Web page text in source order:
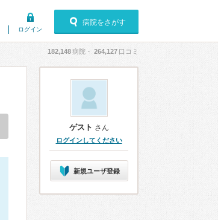
ログイン
病院をさがす
182,148病院・ 264,127 口コミ
ゲスト さん
ログインしてください
新規ユーザ登録